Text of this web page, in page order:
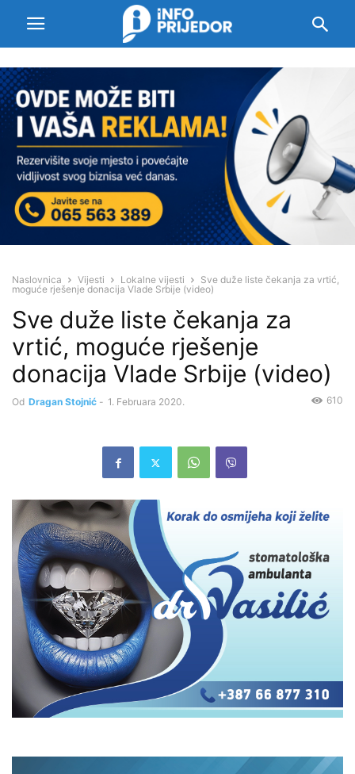
Naslovnica Vijesti Lokalne vijesti
Sve duže liste čekanja za vrtić,
moguće rješenje donacija Vlade Srbije (video)
Sve duže liste čekanja za
vrtić, moguće rješenje
donacija Vlade Srbije (video)
Od Dragan Stojnić - 1. Februara 2020. 610